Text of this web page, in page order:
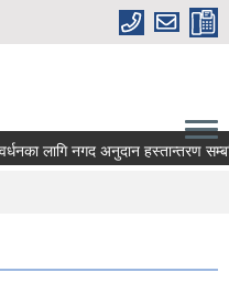
लागि नगद अनुदान हस्तान्तरण